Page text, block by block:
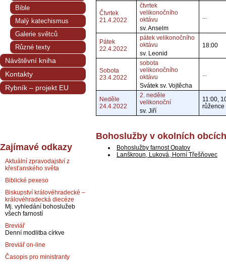
Čtvrtek
21.4.2022
čtvrtek
velikonočního
oktávu
sv. Anselm
...
Pátek
22.4.2022
pátek velikonočního
oktávu
sv. Leonid
18:00
Sobota
23.4.2022
sobota
velikonočního
oktávu
Svátek sv. Vojtěcha
...
Neděle
24.4.2022
2. neděle
velikonoční
sv. Jiří
11:00,
růžence
Bohoslužby v okolních obcích
Bohoslužby farnost Opatov
Lanškroun, Luková, Horní Třešňovec
Bible
Malý katechismus
Galerie světců
Různé texty
Návštěvní kniha
Kontakty
Rybník – projekt EU
Zajímavé odkazy
Aktuální zpravodajství z
křesťanského světa
Biblické pexeso
Biskupství královéhradecké –
královéhradecká diecéze
Mj. vyhledání bohoslužeb
všech farností
Breviář
Denní modlitba církve
Breviář on-line
Časopis pro ministranty